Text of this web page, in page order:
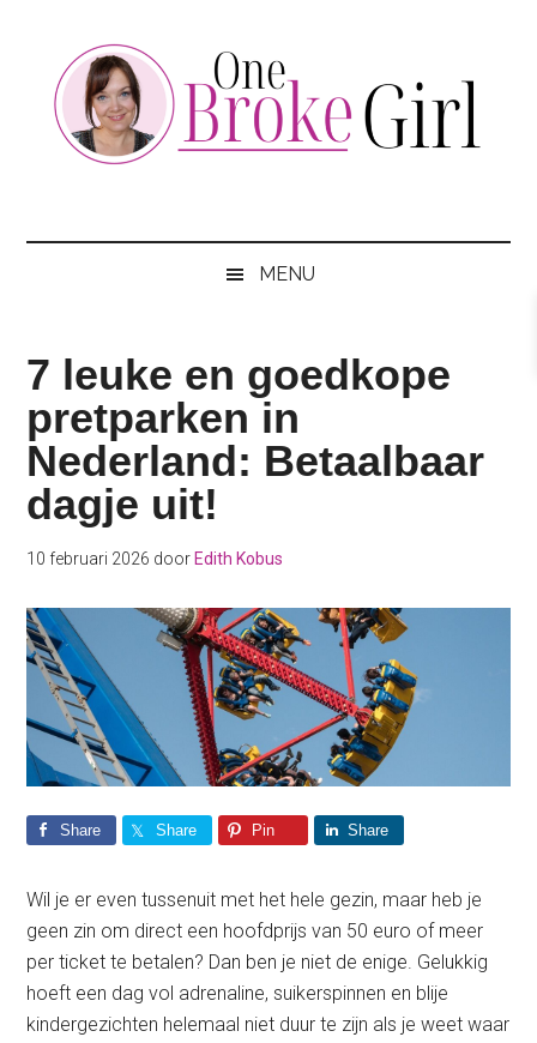
content
secondary
MENU
7 leuke en goedkope
pretparken in
Nederland: Betaalbaar
dagje uit!
10 februari 2026 door Edith Kobus
Share Share Pin Share
Wil je er even tussenuit met het hele gezin, maar heb je
geen zin om direct een hoofdprijs van 50 euro of meer
per ticket te betalen? Dan ben je niet de enige. Gelukkig
hoeft een dag vol adrenaline, suikerspinnen en blije
kindergezichten helemaal niet duur te zijn als je weet waar